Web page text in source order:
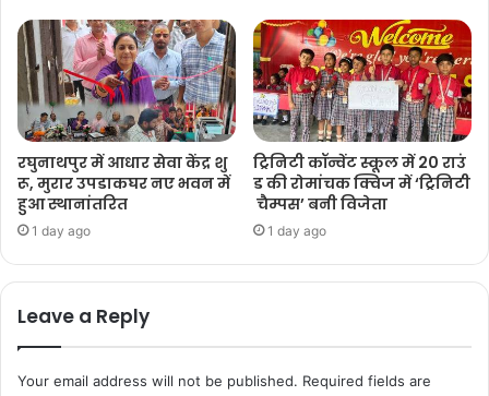
रघुनाथपुर में आधार सेवा केंद्र शु
रू, मुरार उपडाकघर नए भवन में
हुआ स्थानांतरित
1 day ago
ट्रिनिटी कॉन्वेंट स्कूल में 20 राउं
ड की रोमांचक क्विज में ‘ट्रिनिटी
चैम्पस’ बनी विजेता
1 day ago
Leave a Reply
Your email address will not be published. Required fields are